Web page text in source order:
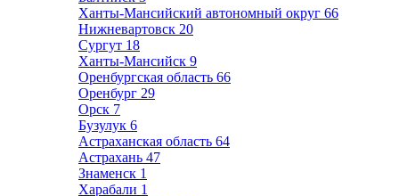
Ханты-Мансийский автономный округ 66
Нижневартовск 20
Сургут 18
Ханты-Мансийск 9
Оренбургская область 66
Оренбург 29
Орск 7
Бузулук 6
Астраханская область 64
Астрахань 47
Знаменск 1
Харабали 1